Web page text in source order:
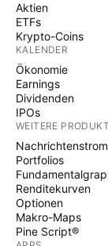
Aktien
ETFs
Krypto-Coins
KALENDER
Ökonomie
Earnings
Dividenden
IPOs
WEITERE
Nachrichtenstrom
Portfolios
Renditekurven
Optionen
Makro-Maps
Pine Script®